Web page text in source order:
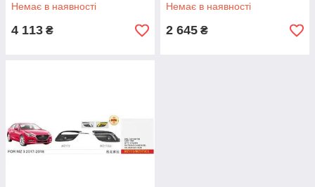
Немає в наявності
4 113 ₴
Немає в наявності
2 645 ₴